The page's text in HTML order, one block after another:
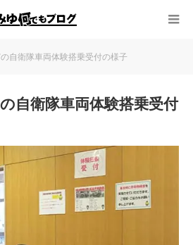
自衛隊車両体験搭乗受付の様子
自衛隊車両体験搭乗受付